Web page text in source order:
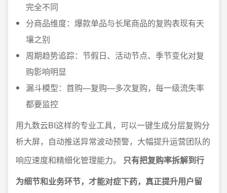
完全不同
分商品维度：爆款单品与长尾商品的复购表现有天
壤之别
周期趋势追踪：节假日、活动节点、季节变化对复
购影响明显
漏斗模型：首购—复购—多次复购，每一级流失率
都要监控
用九数云BI这样的专业工具，可以一键生成分层复购分
析大屏，自动推送异常波动预警，大幅提升运营团队的
响应速度和精细化管理能力。 只有把复购率拆解到行
为细节和业务环节，才能对症下药，真正提升用户留